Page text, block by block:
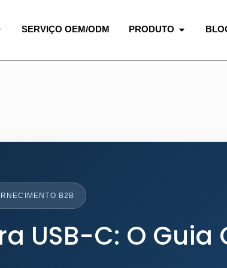
SERVIÇO OEM/ODM PRODUTO
B2B
USB-C: O